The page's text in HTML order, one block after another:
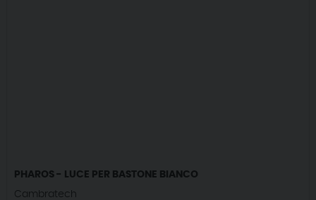
PHAROS - LUCE PER BASTONE BIANCO
Cambratech